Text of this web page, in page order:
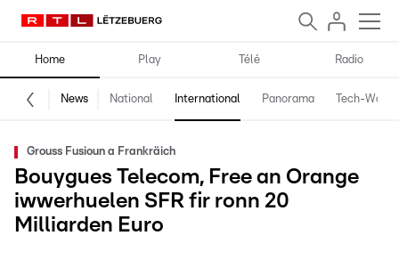
Home Play Télé Radio
News National International Panorama Tech-World
Grouss Fusioun a Frankräich
Bouygues Telecom, Free an Orange
iwwerhuelen SFR fir ronn 20
Milliarden Euro